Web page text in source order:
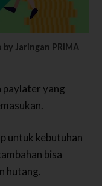
Jaringan PRIMA
paylater yang
untuk kebutuhan
bisa
hutang.